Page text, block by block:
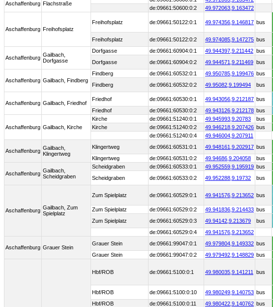
Aschaffenburg Flachstraße
de:09661:50600:0:2
49.972063, 9.163472
Aschaffenburg Freihofsplatz
Freihofsplatz de:09661:50122:0:1 49.974356, 9.146817 bus
Freihofsplatz de:09661:50122:0:2 49.974085, 9.147275 bus
Aschaffenburg Gailbach,
Dorfgasse
Dorfgasse de:09661:60904:0:1 49.944397, 9.211442 bus
Dorfgasse
de:09661:60904:0:2 49.944571, 9.211469 bus
Aschaffenburg Gailbach, Findberg
Findberg de:09661:60532:0:1 49.950785, 9.199476 bus
Findberg
de:09661:60532:0:2 49.95082, 9.199494 bus
Aschaffenburg Gailbach, Friedhof
Friedhof de:09661:60530:0:1 49.943056, 9.212187 bus
Friedhof
de:09661:60530:0:2 49.943126, 9.212178 bus
Aschaffenburg Gailbach, Kirche
Kirche de:09661:51240:0:1 49.945993, 9.20783 bus
Kirche
de:09661:51240:0:2 49.946218, 9.207426 bus
de:09661:51240:0:4
49.946004, 9.207911
Aschaffenburg Gailbach,
Klingertweg
Klingertweg de:09661:60531:0:1 49.948161, 9.202917 bus
Klingertweg
de:09661:60531:0:2 49.94686, 9.204058 bus
Aschaffenburg Gailbach,
Scheidgraben
Scheidgraben de:09661:60533:0:1 49.952559, 9.195919 bus
Scheidgraben
de:09661:60533:0:2 49.952288, 9.19732 bus
Aschaffenburg Gailbach, Zum
Spielplatz
Zum Spielplatz de:09661:60529:0:1 49.941576, 9.213652 bus
Zum Spielplatz de:09661:60529:0:2 49.941836, 9.214433 bus
Zum Spielplatz
de:09661:60529:0:3 49.94142, 9.213679 bus
de:09661:60529:0:4
49.941576, 9.213652
Aschaffenburg Grauer Stein
Grauer Stein de:09661:99047:0:1 49.979804, 9.149332 bus
Grauer Stein
de:09661:99047:0:2 49.979492, 9.148829 bus
Hbf/ROB de:09661:5100:0:1 49.980035, 9.141211 bus
Hbf/ROB de:09661:5100:0:10 49.980249, 9.140753 bus
Hbf/ROB
de:09661:5100:0:11 49.980422, 9.140762 bus